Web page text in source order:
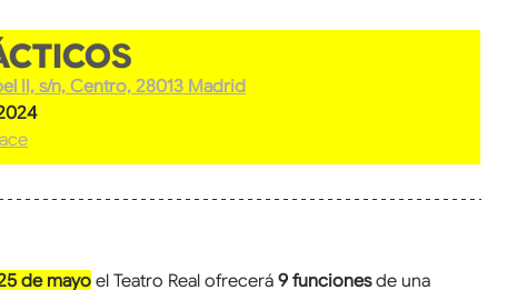
II, s/n, Centro, 28013 Madrid
de mayoel Teatro Real ofrecerá 9 funciones de una